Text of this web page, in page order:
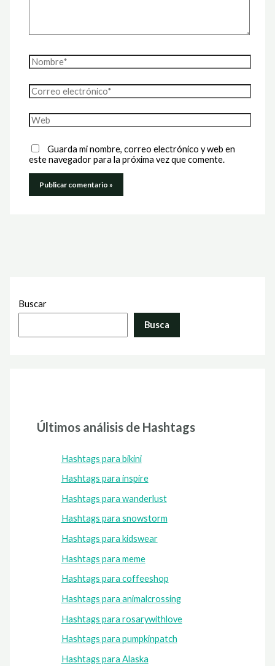
Nombre*
Correo
electrónico*
Web
Guarda mi nombre, correo electrónico y web en
este navegador para la próxima vez que comente.
Buscar
Busca
Últimos análisis de Hashtags
Hashtags para bikini
Hashtags para inspire
Hashtags para wanderlust
Hashtags para snowstorm
Hashtags para kidswear
Hashtags para meme
Hashtags para coffeeshop
Hashtags para animalcrossing
Hashtags para rosarywithlove
Hashtags para pumpkinpatch
Hashtags para Alaska